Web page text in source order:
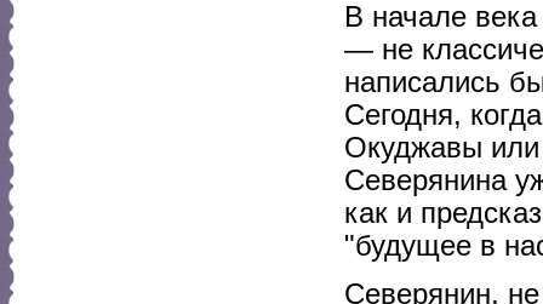
В начале
— не
написались
Сегодня,
Окуджавы
Северянина
как и
"будущее в
Северянин,